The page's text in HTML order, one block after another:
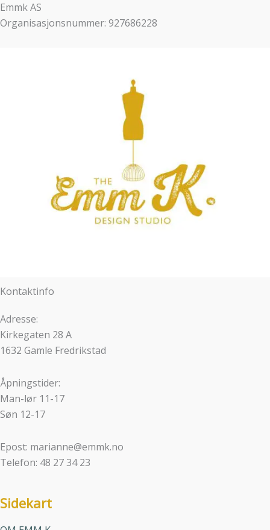
Emmk AS
Organisasjonsnummer: 927686228
Kontaktinfo
Adresse:
Kirkegaten 28 A
1632 Gamle Fredrikstad
Åpningstider:
Man-lør 11-17
Søn 12-17
Epost: marianne@emmk.no
Telefon: 48 27 34 23
Sidekart